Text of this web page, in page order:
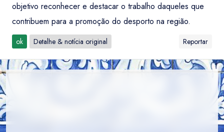
objetivo reconhecer e destacar o trabalho daqueles que
contribuem para a promoção do desporto na região.
ok Detalhe & notícia original Reportar